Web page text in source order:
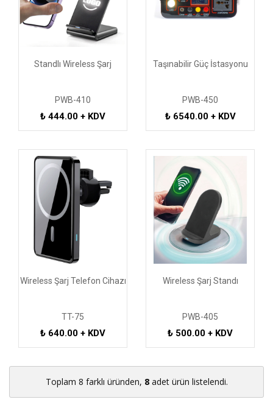
Standlı Wireless Şarj
PWB-410
₺ 444.00 + KDV
Taşınabilir Güç İstasyonu
PWB-450
₺ 6540.00 + KDV
Wireless Şarj Telefon Cihazı
TT-75
₺ 640.00 + KDV
Wireless Şarj Standı
PWB-405
₺ 500.00 + KDV
Toplam 8 farklı üründen, 8adet ürün listelendi.